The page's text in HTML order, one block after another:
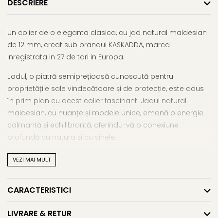
DESCRIERE
Un colier de o eleganta clasica, cu jad natural malaesian
de 12 mm, creat sub brandul KASKADDA, marca
inregistrata in 27 de tari in Europa.
Jadul, o piatră semiprețioasă cunoscută pentru
proprietățile sale vindecătoare și de protecție, este adus
în prim plan cu acest colier fascinant. Jadul natural
malaesian, cu nuanțe și modele unice, emană o energie
calmantă și echilibrantă, oferindu-vă o conexiune
profundă cu natura și cu sinele.
Cu o lungime de 43 cm, acest colier se așează delicat în
jurul gâtului, adăugând un aer subtil de eleganță și
rafinament oricărei ținute.
În plus față de frumusețea sa evidentă, jadul este asociat
VEZI MAI MULT
CARACTERISTICI
LIVRARE & RETUR